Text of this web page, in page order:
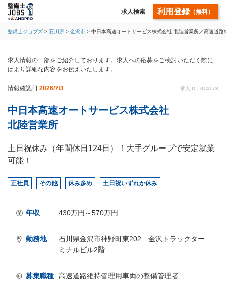
求人検索 利用登録（無料）
整備士ジョブズ 石川県 金沢市 中日本高速オートサービス株式会社 北陸営業所／高速道
求人情報の一部をご紹介しております。求人への応募をご検討いただく際に
はより詳細な内容をお伝えいたします。
情報確認日 2026/7/3 求人ID：314173
中日本高速オートサービス株式会社
北陸営業所
土日祝休み（年間休日124日）！大手グループで安定就業
可能！
正社員 その他 休み多め 土日祝いずれか休み
年収 430万円～570万円
勤務地
石川県金沢市神野町東202 金沢トラックター
ミナルビル2階
募集職種 高速道路維持管理用車両の整備管理者